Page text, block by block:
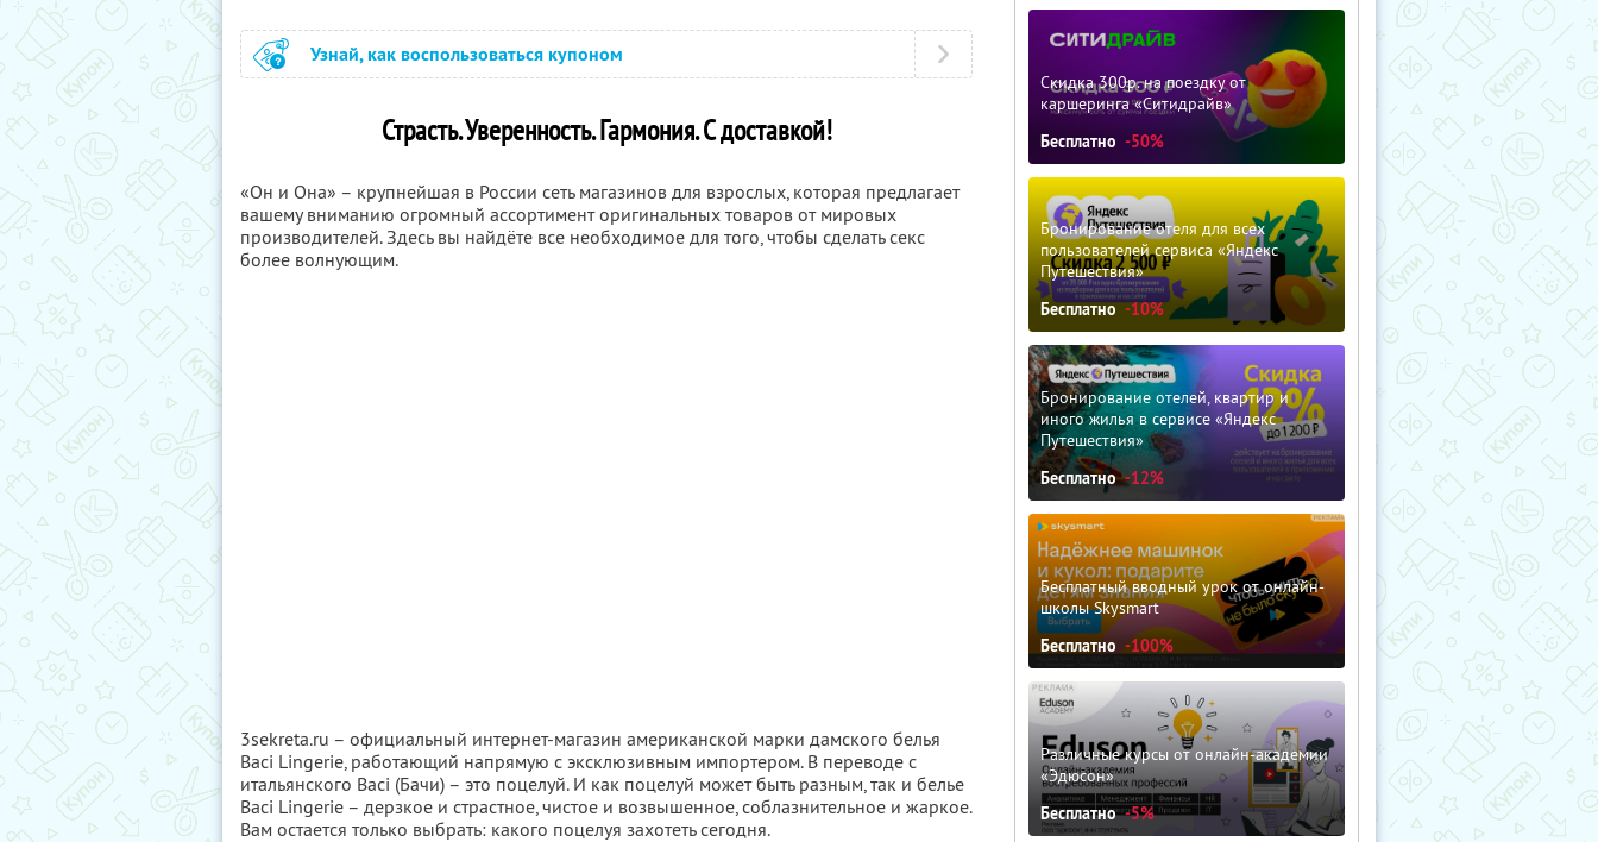
Узнай, как воспользоваться купоном
Страсть. Уверенность. Гармония. С доставкой!
«Он и Она» – крупнейшая в России сеть магазинов для взрослых, которая предлагает
вашему вниманию огромный ассортимент оригинальных товаров от мировых
производителей. Здесь вы найдёте все необходимое для того, чтобы сделать секс
более волнующим.
3sekreta.ru – официальный интернет-магазин американской марки дамского белья
Baci Lingerie, работающий напрямую с эксклюзивным импортером. В переводе с
итальянского Baci (Бачи) – это поцелуй. И как поцелуй может быть разным, так и белье
Baci Lingerie – дерзкое и страстное, чистое и возвышенное, соблазнительное и жаркое.
Вам остается только выбрать: какого поцелуя захотеть сегодня.
Скидка 300р. на поездку от
каршеринга «Ситидрайв»
Бесплатно -50%
Бронирование отеля для всех
пользователей сервиса «Яндекс
Путешествия»
Бесплатно -10%
Бронирование отелей, квартир и
иного жилья в сервисе «Яндекс
Путешествия»
Бесплатно -12%
Бесплатный вводный урок от онлайн-
школы Skysmart
Бесплатно -100%
Различные курсы от онлайн-академии
«Эдюсон»
Бесплатно -5%